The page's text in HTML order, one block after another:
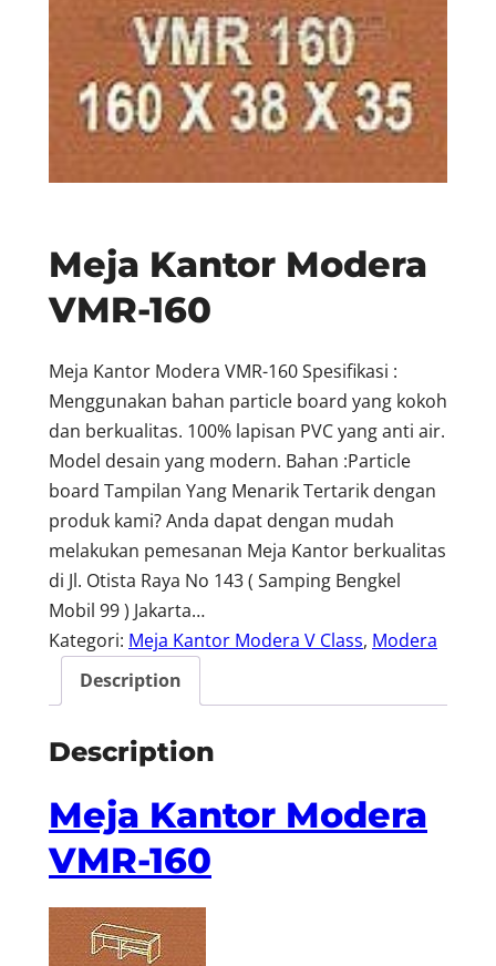
Meja Kantor Modera
VMR-160
Meja Kantor Modera VMR-160 Spesifikasi :
Menggunakan bahan particle board yang kokoh
dan berkualitas. 100% lapisan PVC yang anti air.
Model desain yang modern. Bahan :Particle
board Tampilan Yang Menarik Tertarik dengan
produk kami? Anda dapat dengan mudah
melakukan pemesanan Meja Kantor berkualitas
di Jl. Otista Raya No 143 ( Samping Bengkel
Mobil 99 ) Jakarta…
Kategori: Meja Kantor Modera V Class, Modera
Description
Description
Meja Kantor Modera
VMR-160